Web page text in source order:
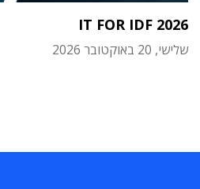
IT FOR IDF 2026
שלישי, 20 באוקטובר 2026